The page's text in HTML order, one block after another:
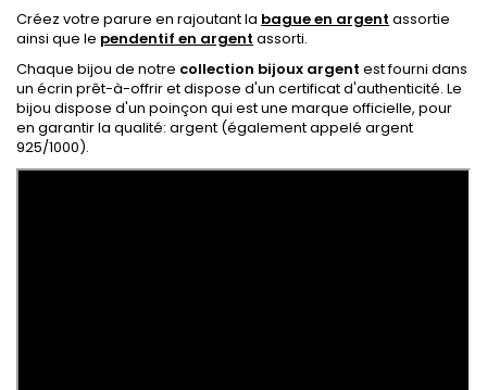
Créez votre parure en rajoutant la bague en argent assortie
ainsi que le pendentif en argent assorti.
Chaque bijou de notre collection bijoux argent est fourni dans
un écrin prêt-à-offrir et dispose d'un certificat d'authenticité. Le
bijou dispose d'un poinçon qui est une marque officielle, pour
en garantir la qualité: argent (également appelé argent
925/1000).